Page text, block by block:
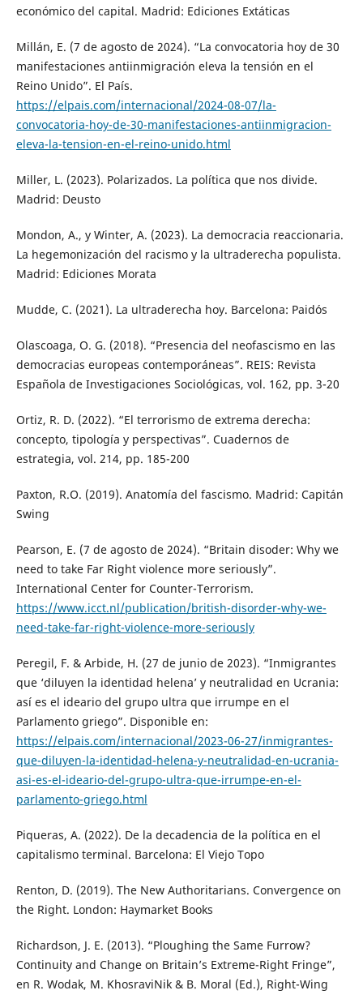
económico del capital. Madrid: Ediciones Extáticas
Millán, E. (7 de agosto de 2024). “La convocatoria hoy de 30
manifestaciones antiinmigración eleva la tensión en el
Reino Unido”. El País.
https://elpais.com/internacional/2024-08-07/la-
convocatoria-hoy-de-30-manifestaciones-antiinmigracion-
eleva-la-tension-en-el-reino-unido.html
Miller, L. (2023). Polarizados. La política que nos divide.
Madrid: Deusto
Mondon, A., y Winter, A. (2023). La democracia reaccionaria.
La hegemonización del racismo y la ultraderecha populista.
Madrid: Ediciones Morata
Mudde, C. (2021). La ultraderecha hoy. Barcelona: Paidós
Olascoaga, O. G. (2018). “Presencia del neofascismo en las
democracias europeas contemporáneas”. REIS: Revista
Española de Investigaciones Sociológicas, vol. 162, pp. 3-20
Ortiz, R. D. (2022). “El terrorismo de extrema derecha:
concepto, tipología y perspectivas”. Cuadernos de
estrategia, vol. 214, pp. 185-200
Paxton, R.O. (2019). Anatomía del fascismo. Madrid: Capitán
Swing
Pearson, E. (7 de agosto de 2024). “Britain disoder: Why we
need to take Far Right violence more seriously”.
International Center for Counter-Terrorism.
https://www.icct.nl/publication/british-disorder-why-we-
need-take-far-right-violence-more-seriously
Peregil, F. & Arbide, H. (27 de junio de 2023). “Inmigrantes
que ‘diluyen la identidad helena’ y neutralidad en Ucrania:
así es el ideario del grupo ultra que irrumpe en el
Parlamento griego”. Disponible en:
https://elpais.com/internacional/2023-06-27/inmigrantes-
que-diluyen-la-identidad-helena-y-neutralidad-en-ucrania-
asi-es-el-ideario-del-grupo-ultra-que-irrumpe-en-el-
parlamento-griego.html
Piqueras, A. (2022). De la decadencia de la política en el
capitalismo terminal. Barcelona: El Viejo Topo
Renton, D. (2019). The New Authoritarians. Convergence on
the Right. London: Haymarket Books
Richardson, J. E. (2013). “Ploughing the Same Furrow?
Continuity and Change on Britain’s Extreme-Right Fringe”,
en R. Wodak, M. KhosraviNik & B. Moral (Ed.), Right-Wing